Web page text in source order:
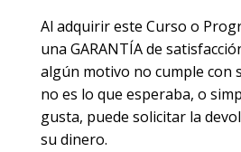
Al adquirir este Curso o
una GARANTÍA de
algún motivo no cumple con
no es lo que esperaba, o
gusta, puede solicitar la
su dinero.